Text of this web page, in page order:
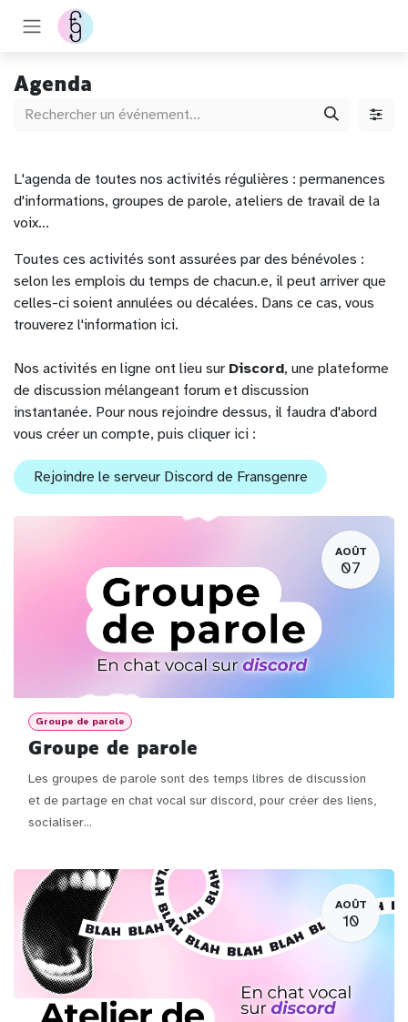
Se rendre au contenu
Agenda
L'agenda de toutes nos activités régulières : permanences
d'informations, groupes de parole, ateliers de travail de la
voix...
Toutes ces activités sont assurées par des bénévoles :
selon les emplois du temps de chacun.e, il peut arriver que
celles-ci soient annulées ou décalées. Dans ce cas, vous
trouverez l'information ici.
Nos activités en ligne ont lieu sur Discord, une plateforme
de discussion mélangeant forum et discussion
instantanée. Pour nous rejoindre dessus, il faudra d'abord
vous créer un compte, puis cliquer ici :
Rejoindre le serveur Discord de Fransgenre
AOÛT
07
Groupe de parole
Groupe de parole
Les groupes de parole sont des temps libres de discussion
et de partage en chat vocal sur discord, pour créer des liens,
socialiser...
AOÛT
10